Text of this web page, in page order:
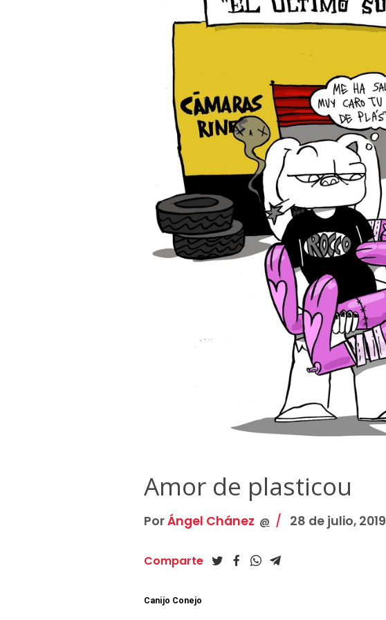
Amor de plasticou
PorÁngel Chánez @ 28 de julio, 2019
Comparte
Canijo Conejo